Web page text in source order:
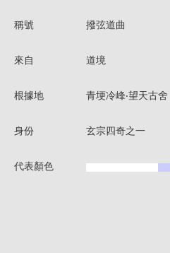
稱號 撥弦道曲
來自 道境
根據地 青埂冷峰‧望天古舍
身份 玄宗四奇之一
代表顏色